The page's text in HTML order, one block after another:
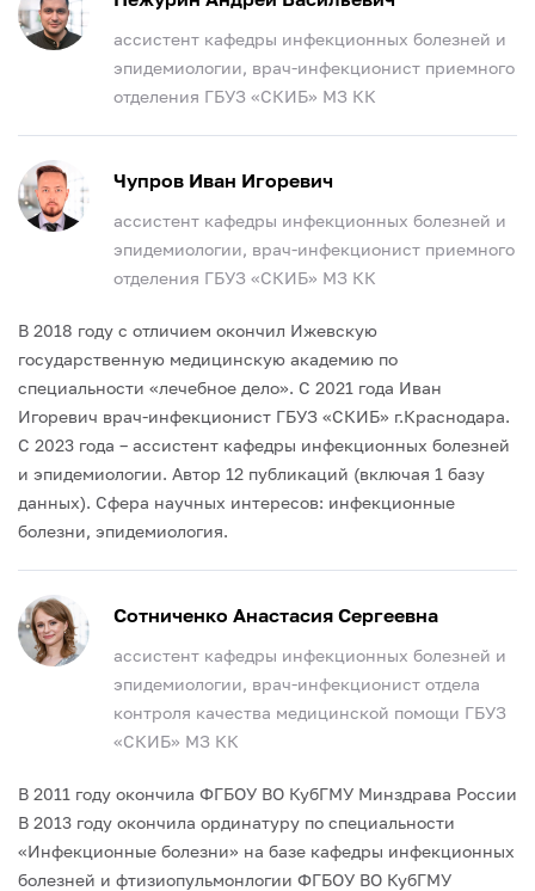
ассистент кафедры инфекционных болезней и
эпидемиологии, врач-инфекционист приемного
отделения ГБУЗ «СКИБ» МЗ КК
Чупров Иван Игоревич
ассистент кафедры инфекционных болезней и
эпидемиологии, врач-инфекционист приемного
отделения ГБУЗ «СКИБ» МЗ КК
В 2018 году с отличием окончил Ижевскую
государственную медицинскую академию по
специальности «лечебное дело». С 2021 года Иван
Игоревич врач-инфекционист ГБУЗ «СКИБ» г.Краснодара.
С 2023 года – ассистент кафедры инфекционных болезней
и эпидемиологии. Автор 12 публикаций (включая 1 базу
данных). Сфера научных интересов: инфекционные
болезни, эпидемиология.
Сотниченко Анастасия Сергеевна
ассистент кафедры инфекционных болезней и
эпидемиологии, врач-инфекционист отдела
контроля качества медицинской помощи ГБУЗ
«СКИБ» МЗ КК
В 2011 году окончила ФГБОУ ВО КубГМУ Минздрава России
В 2013 году окончила ординатуру по специальности
«Инфекционные болезни» на базе кафедры инфекционных
болезней и фтизиопульмонлогии ФГБОУ ВО КубГМУ